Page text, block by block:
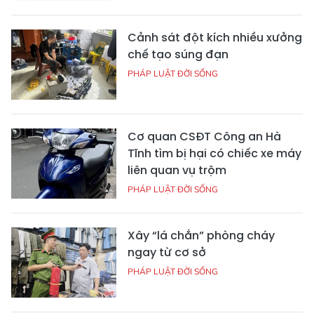
Cảnh sát đột kích nhiều xưởng
chế tạo súng đạn
PHÁP LUẬT ĐỜI SỐNG
Cơ quan CSĐT Công an Hà
Tĩnh tìm bị hại có chiếc xe máy
liên quan vụ trộm
PHÁP LUẬT ĐỜI SỐNG
Xây “lá chắn” phòng cháy
ngay từ cơ sở
PHÁP LUẬT ĐỜI SỐNG